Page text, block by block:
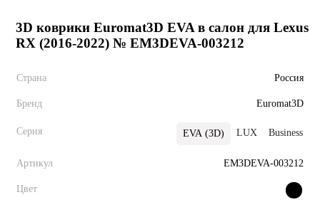
3D коврики Euromat3D EVA в салон для Lexus
RX (2016-2022) № EM3DEVA-003212
Страна Россия
Бренд Euromat3D
Серия EVA (3D) LUX Business
Артикул EM3DEVA-003212
Цвет